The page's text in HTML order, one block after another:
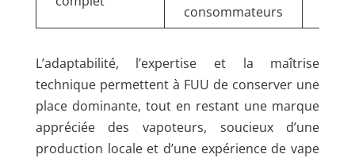
consommateurs
L’adaptabilité, l’expertise et la maîtrise
technique permettent à FUU de conserver une
place dominante, tout en restant une marque
appréciée des vapoteurs, soucieux d’une
production locale et d’une expérience de vape